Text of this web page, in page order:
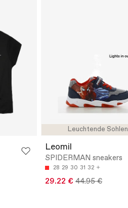
Leuchtende Sohlen
Leomil
SPIDERMAN sneakers
28 29 30 31 32
29.22 € 44.95 €